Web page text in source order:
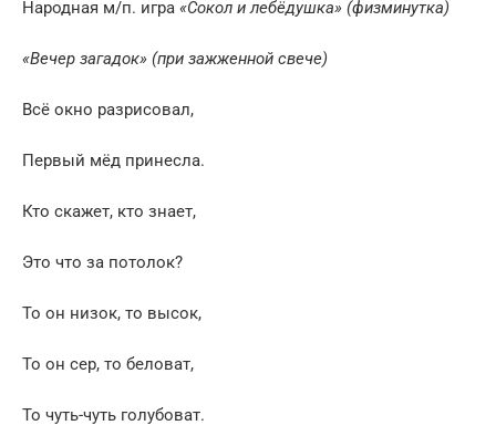
Народная м/п. игра «Сокол и лебёдушка» (физминутка)
«Вечер загадок» (при зажженной свече)
Всё окно разрисовал,
Первый мёд принесла.
Кто скажет, кто знает,
Это что за потолок?
То он низок, то высок,
То он сер, то беловат,
То чуть-чуть голубоват.